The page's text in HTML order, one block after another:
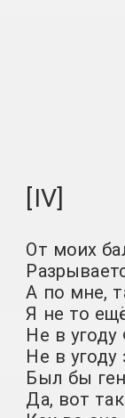
[IV]
От моих
А по мне,
Я не то
Не в
Не в
Был бы
Да, вот